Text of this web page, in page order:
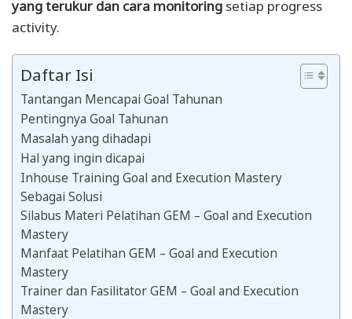
yang terukur dan cara monitoring setiap progress
activity.
Daftar Isi
Tantangan Mencapai Goal Tahunan
Pentingnya Goal Tahunan
Masalah yang dihadapi
Hal yang ingin dicapai
Inhouse Training Goal and Execution Mastery
Sebagai Solusi
Silabus Materi Pelatihan GEM – Goal and Execution
Mastery
Manfaat Pelatihan GEM – Goal and Execution
Mastery
Trainer dan Fasilitator GEM – Goal and Execution
Mastery